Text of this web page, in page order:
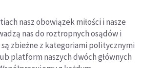
nasz obowiązek miłości i nasze
nas do roztropnych osądów i
zbieżne z kategoriami politycznymi
platform naszych dwóch głównych